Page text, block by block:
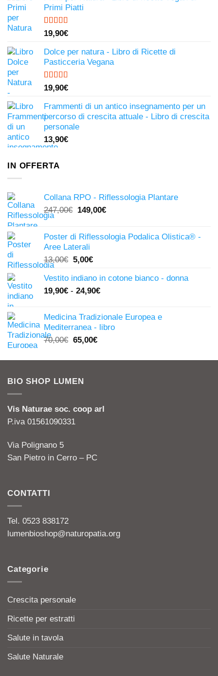
Primi Piatti
Valutato
4.50
19,90€
Dolce per natura - Libro di Ricette di
Pasticceria Vegana
Valutato
4.81
19,90€
Frammenti di un antico insegnamento per un
percorso di crescita attuale - Libro di crescita
personale
13,90€
IN OFFERTA
Collana RPO - Riflessologia Plantare
247,00€ Il
era:
247,00€.
149,00€Il
è:
Poster di Riflessologia Podalica Olistica® -
Aree Laterali
13,00€ Il
originale
era:
5,00€Il
attuale
è:
Vestito indiano in cotone bianco - donna
19,90€ - 24,90€
Medicina Tradizionale Europea e
Mediterranea - libro
70,00€ Il
originale
70,00€.
65,00€Il
attuale
BIO SHOP LUMEN
Vis Naturae soc. coop arl
P.iva 01561090331
Via Polignano 5
San Pietro in Cerro – PC
CONTATTI
Tel. 0523 838172
lumenbioshop@naturopatia.org
Categorie
Crescita personale
Ricette per estratti
Salute in tavola
Salute Naturale